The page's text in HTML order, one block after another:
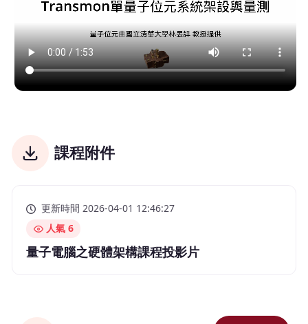
課程附件
更新時間 2026-04-01 12:46:27
人氣 6
量子電腦之硬體架構課程投影片